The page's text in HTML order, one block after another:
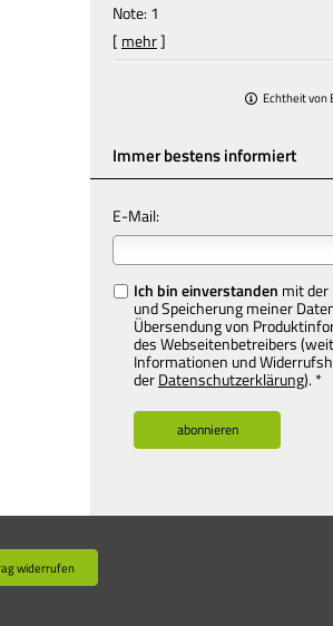
Note: 1
[ mehr]
Echtheit
Immer bestens informiert
E-Mail:
Ich bin einverstanden mit der
und Speicherung meiner
Übersendung von
des Webseitenbetreibers
Informationen und
derDatenschutzerklärung). *
widerrufen